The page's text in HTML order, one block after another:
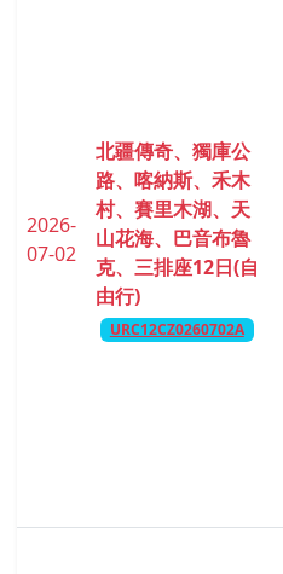
2026-
07-02
北疆傳奇、獨庫公
路、喀納斯、禾木
村、賽里木湖、天
山花海、巴音布魯
克、三排座12日(自
由行)
URC12CZ0260702A